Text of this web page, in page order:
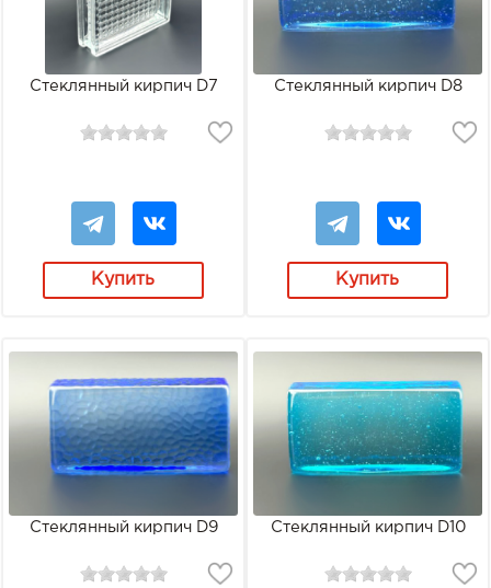
Стеклянный кирпич D7
Купить
Стеклянный кирпич D8
Купить
Стеклянный кирпич D9 Стеклянный кирпич D10